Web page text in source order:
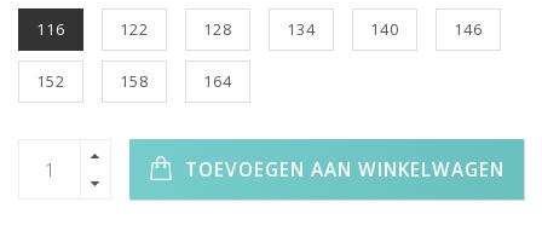
116 122 128 134 140 146
152 158 164
TOEVOEGEN AAN WINKELWAGEN